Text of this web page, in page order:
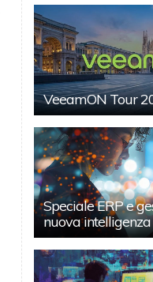
VeeamON Tour
Speciale ERP e
nuova intelligenza